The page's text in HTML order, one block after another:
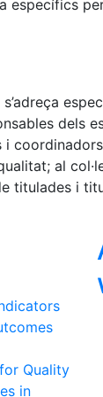
específics
dels
al
titulades i
Quality
in